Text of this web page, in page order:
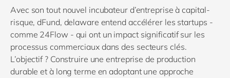
Avec son tout nouvel incubateur d’entreprise à capital-
risque, dFund, delaware entend accélérer les startups -
comme 24Flow - qui ont un impact significatif sur les
processus commerciaux dans des secteurs clés.
L’objectif ? Construire une entreprise de production
durable et à long terme en adoptant une approche